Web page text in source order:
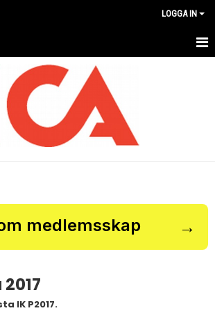
LOGGA IN
medlemsskap →
IK P2017.